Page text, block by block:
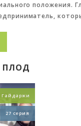
положения.
ПЛОД
Гайдаржи
27 серия